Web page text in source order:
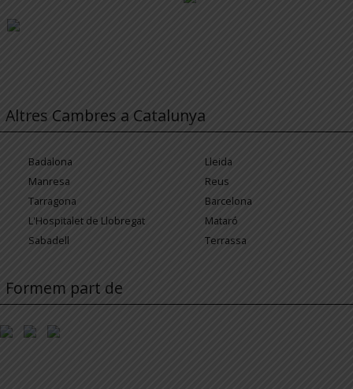
Altres Cambres a Catalunya
Badalona
Lleida
Manresa
Reus
Tarragona
Barcelona
L'Hospitalet de Llobregat
Mataró
Sabadell
Terrassa
Formem part de